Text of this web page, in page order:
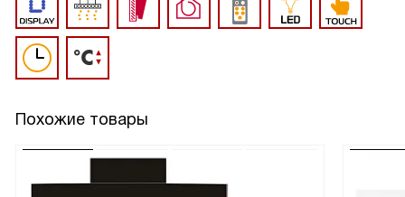
Похожие товары